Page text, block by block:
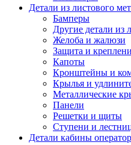
Детали из листового
Бамперы
Другие детали из
Желоба и жалюзи
Защита и
Капоты
Кронштейны и
Крылья и
Металлические
Панели
Решетки и щиты
Ступени и
Детали кабины